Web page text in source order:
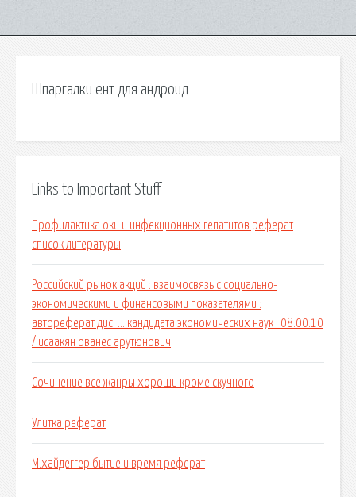
Шпаргалки ент для андроид
Links to Important Stuff
Профилактика оки и инфекционных гепатитов реферат
список литературы
Российский рынок акций : взаимосвязь с социально-
экономическими и финансовыми показателями :
автореферат дис. ... кандидата экономических наук : 08.00.10
/ исаакян ованес арутюнович
Сочинение все жанры хороши кроме скучного
Улитка реферат
М.хайдеггер бытие и время реферат